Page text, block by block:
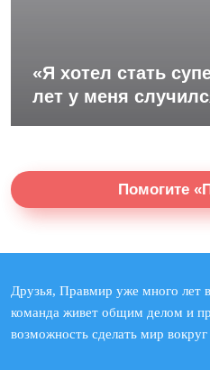
«Я хотел стать
лет у меня
Помогите
Друзья, Правмир уже много лет
команда живет общим делом и
возможность сделать мир